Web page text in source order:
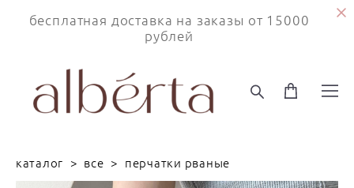
бесплатная доставка на заказы от 15000
рублей
каталог > все > перчатки рваные